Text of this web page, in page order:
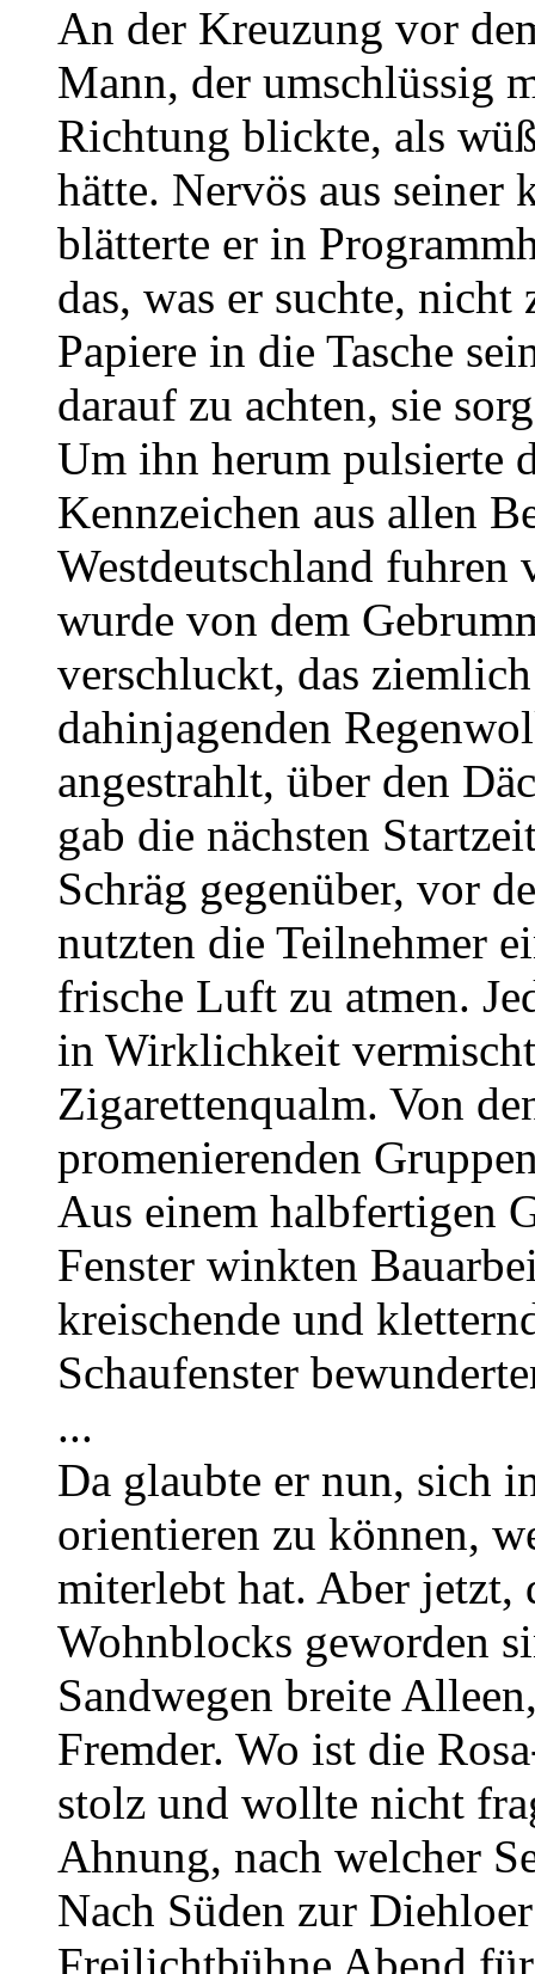
An der Kreuzung vor
Mann, der umschlüssig
Richtung blickte, als
hätte. Nervös aus
blätterte er in
das, was er suchte,
Papiere in die Tasche
darauf zu achten, sie
Um ihn herum pulsierte
Kennzeichen aus allen
Westdeutschland fuhren
wurde von dem
verschluckt, das
dahinjagenden
angestrahlt, über den
gab die nächsten
Schräg gegenüber, vor
nutzten die Teilnehmer
frische Luft zu atmen.
in Wirklichkeit
Zigarettenqualm. Von
promenierenden
Aus einem halbfertigen
Fenster winkten
kreischende und
Schaufenster
...
Da glaubte er nun, sich
orientieren zu können,
miterlebt hat. Aber jetzt,
Wohnblocks geworden
Sandwegen breite
Fremder. Wo ist die
stolz und wollte nicht
Ahnung, nach welcher
Nach Süden zur
Freilichtbühne Abend